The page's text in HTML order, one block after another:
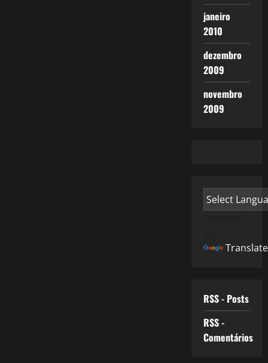
janeiro
2010
dezembro
2009
novembro
2009
Translate
RSS - Posts
RSS -
Comentários